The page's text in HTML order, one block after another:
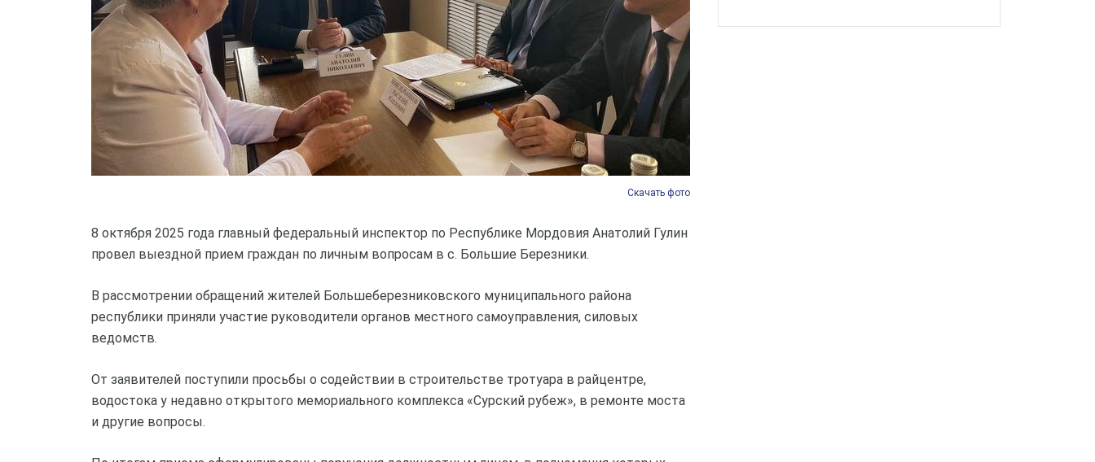
Скачать фото
8 октября 2025 года главный федеральный инспектор по Республике Мордовия Анатолий Гулин
провел выездной прием граждан по личным вопросам в с. Большие Березники.
В рассмотрении обращений жителей Большеберезниковского муниципального района
республики приняли участие руководители органов местного самоуправления, силовых
ведомств.
От заявителей поступили просьбы о содействии в строительстве тротуара в райцентре,
водостока у недавно открытого мемориального комплекса «Сурский рубеж», в ремонте моста
и другие вопросы.